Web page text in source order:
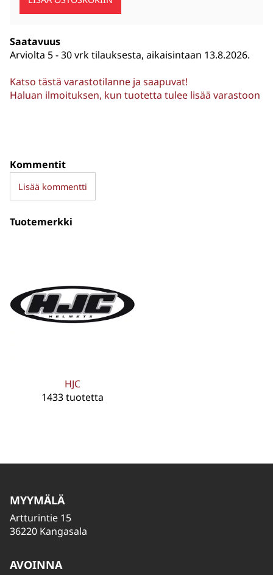
Saatavuus
Arviolta 5 - 30 vrk tilauksesta, aikaisintaan 13.8.2026.
Katso tästä varastotilanne ja saapuvat!
Haluan ilmoituksen, kun tuotetta tulee lisää varastoon
Kommentit
Lisää kommentti
Tuotemerkki
HJC
1433 tuotetta
MYYMÄLÄ
Artturintie 15
36220 Kangasala
AVOINNA